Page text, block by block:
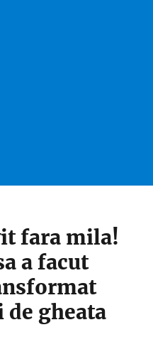
fara mila!
a facut
gheata